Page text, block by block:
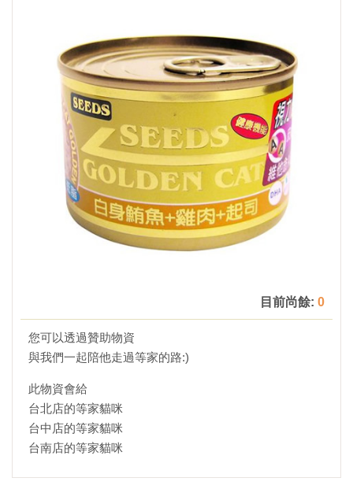
目前尚餘: 0
您可以透過贊助物資
與我們一起陪他走過等家的路:)
此物資會給
台北店的等家貓咪
台中店的等家貓咪
台南店的等家貓咪